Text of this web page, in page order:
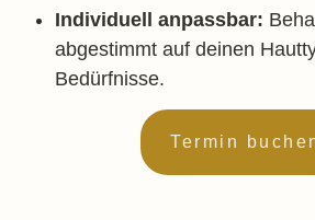
Individuell anpassbar:
abgestimmt auf deinen
Bedürfnisse.
Termin